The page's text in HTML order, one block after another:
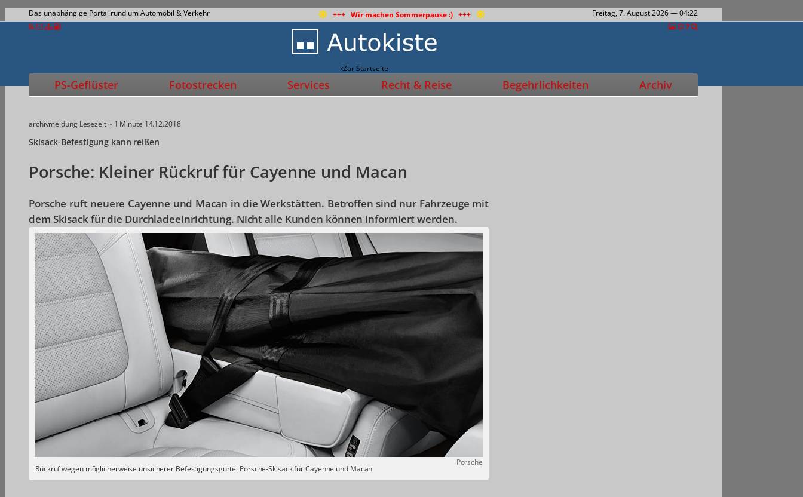
Das unabhängige Portal rund um Automobil & Verkehr +++ Wir machen Sommerpause :) +++ Freitag, 7. August 2026— 04:22
Zur Startseite
PS-Geflüster Fotostrecken Services Recht & Reise Begehrlichkeiten Archiv
archivmeldung Lesezeit ~ 1 Minute 14.12.2018
Skisack-Befestigung kann reißen
Porsche: Kleiner Rückruf für Cayenne und Macan
Porsche ruft neuere Cayenne und Macan in die Werkstätten. Betroffen sind nur Fahrzeuge mit
dem Skisack für die Durchladeeinrichtung. Nicht alle Kunden können informiert werden.
Porsche
Rückruf wegen möglicherweise unsicherer Befestigungsgurte: Porsche-Skisack für Cayenne und Macan